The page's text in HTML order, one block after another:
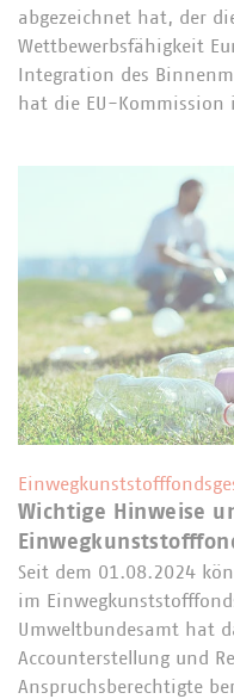
abgezeichnet hat, der
Wettbewerbsfähigkeit
Integration des
hat die EU-
Wichtige Hinweise
Seit dem 01.08.2024
im
Umweltbundesamt hat
Accounterstellung und
Anspruchsberechtigte